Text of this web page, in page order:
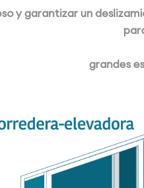
y garantizar un
grandes